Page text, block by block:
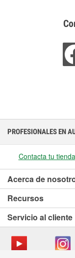
PROFESIONALES EN
Contacta tu
Acerca de
Recursos
Servicio al cliente